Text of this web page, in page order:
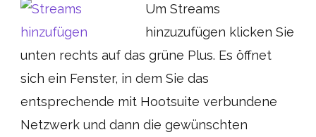
Um Streams
hinzuzufügen klicken Sie
unten rechts auf das grüne Plus. Es öffnet
sich ein Fenster, in dem Sie das
entsprechende mit Hootsuite verbundene
Netzwerk und dann die gewünschten